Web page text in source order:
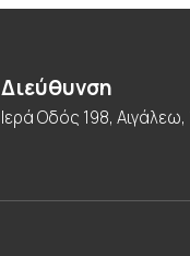
Διεύθυνση
Ιερά Οδός 198,